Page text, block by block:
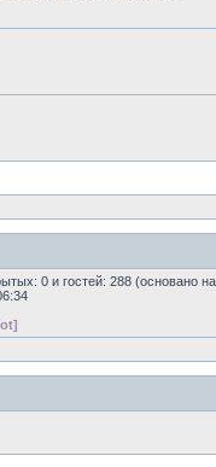
0 и гостей: 288 (основано